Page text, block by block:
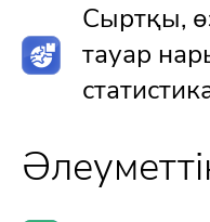
Сыртқы,
тауар